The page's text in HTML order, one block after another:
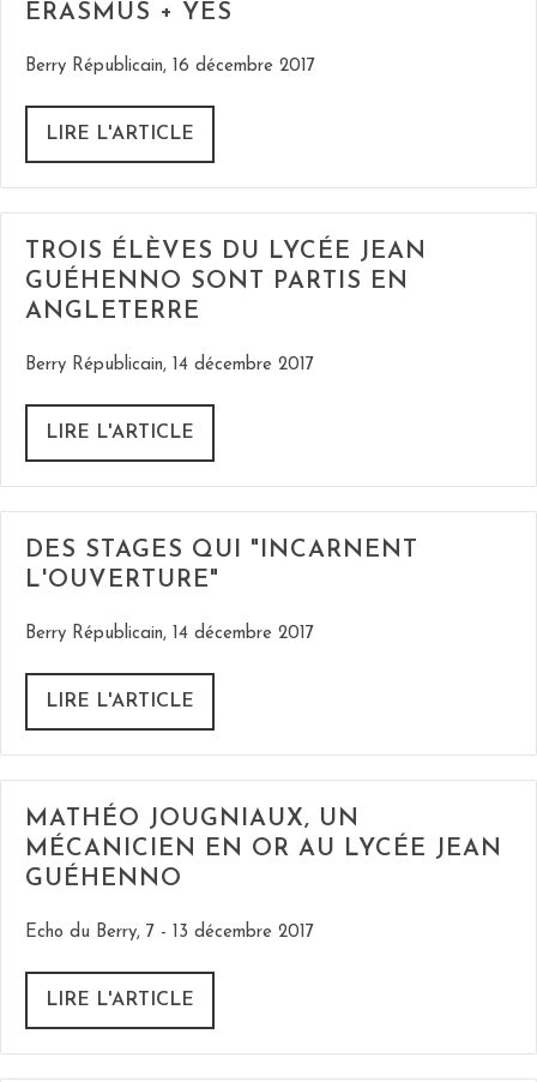
ERASMUS + YES
Berry Républicain, 16 décembre 2017
LIRE L'ARTICLE
TROIS ÉLÈVES DU LYCÉE JEAN
GUÉHENNO SONT PARTIS EN
ANGLETERRE
Berry Républicain, 14 décembre 2017
LIRE L'ARTICLE
DES STAGES QUI "INCARNENT
L'OUVERTURE"
Berry Républicain, 14 décembre 2017
LIRE L'ARTICLE
MATHÉO JOUGNIAUX, UN
MÉCANICIEN EN OR AU LYCÉE JEAN
GUÉHENNO
Echo du Berry, 7 - 13 décembre 2017
LIRE L'ARTICLE